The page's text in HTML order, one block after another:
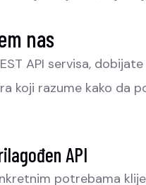
nas
API servisa,
koji razume kako da
API
potrebama